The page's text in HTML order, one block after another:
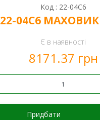
Код : 22-04С6
22-04С6
Є в наявності
8171.37 грн
Придбати